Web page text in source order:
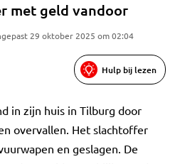
met geld vandoor
29 oktober 2025 om 02:04
Hulp bij lezen
in zijn huis in Tilburg door
overvallen. Het slachtoffer
en geslagen. De